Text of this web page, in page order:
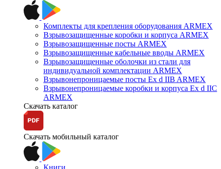
Комплекты для крепления оборудования ARMEX
Взрывозащищенные коробки и корпуса ARMEX
Взрывозащищенные посты ARMEX
Взрывозащищенные кабельные вводы ARMEX
Взрывозащищенные оболочки из стали для
индивидуальной комплектации ARMEX
Взрывонепроницаемые посты Ex d IIB ARMEX
Взрывонепроницаемые коробки и корпуса Ex d IIС
ARMEX
Скачать каталог
Скачать мобильный каталог
Книги